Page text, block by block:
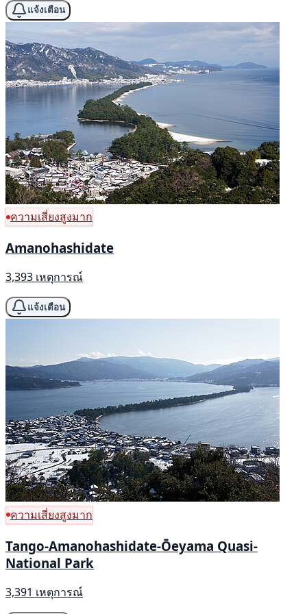
แจ้งเตือน
ความเสี่ยงสูงมาก
Amanohashidate
3,393 เหตุการณ์
แจ้งเตือน
ความเสี่ยงสูงมาก
Tango-Amanohashidate-Ōeyama Quasi-
National Park
3,391 เหตุการณ์